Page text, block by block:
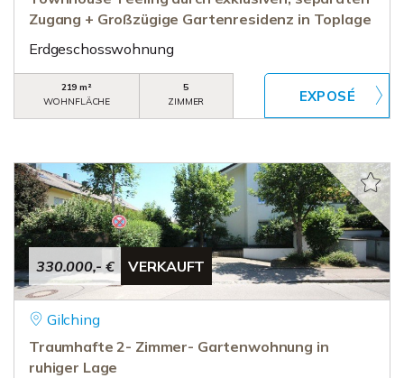
Zugang + Großzügige Gartenresidenz in Toplage
Erdgeschosswohnung
219 m²
WOHNFLÄCHE
5
ZIMMER
330.000,- € VERKAUFT
Gilching
Traumhafte 2- Zimmer- Gartenwohnung in
ruhiger Lage